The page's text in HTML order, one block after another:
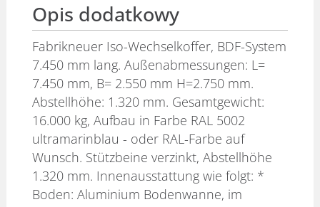
Opis dodatkowy
Fabrikneuer Iso-Wechselkoffer, BDF-System
7.450 mm lang. Außenabmessungen: L=
7.450 mm, B= 2.550 mm H=2.750 mm.
Abstellhöhe: 1.320 mm. Gesamtgewicht:
16.000 kg, Aufbau in Farbe RAL 5002
ultramarinblau - oder RAL-Farbe auf
Wunsch. Stützbeine verzinkt, Abstellhöhe
1.320 mm. Innenausstattung wie folgt: *
Boden: Aluminium Bodenwanne, im